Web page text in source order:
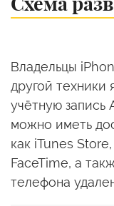
Владельцы
другой техники
учётную
можно иметь
как iTunes
FaceTime, а
телефона